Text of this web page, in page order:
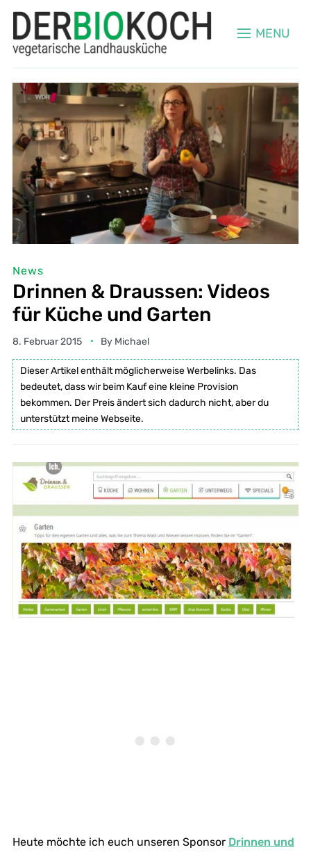
MENU
News
Drinnen & Draussen: Videos
für Küche und Garten
8. Februar 2015 By Michael
Dieser Artikel enthält möglicherweise Werbelinks. Das
bedeutet, dass wir beim Kauf eine kleine Provision
bekommen. Der Preis ändert sich dadurch nicht, aber du
unterstützt meine Webseite.
Heute möchte ich euch unseren Sponsor Drinnen und